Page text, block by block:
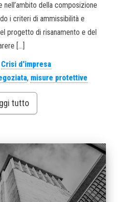
della composizione
i criteri di ammissibilità e
progetto di risanamento e del
[…]
Crisi d'impresa
, misure protettive
tutto